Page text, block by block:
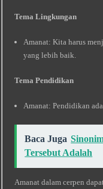
Tema Lingkungan
Amanat: Kita harus
yang lebih baik.
Tema Pendidikan
Amanat: Pendidikan
Baca Juga
Tersebut Adalah
Amanat dalam cerpen